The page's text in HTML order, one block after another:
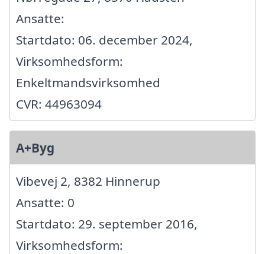
Ansatte:
Startdato: 06. december 2024,
Virksomhedsform:
Enkeltmandsvirksomhed
CVR: 44963094
A+Byg
Vibevej 2, 8382 Hinnerup
Ansatte: 0
Startdato: 29. september 2016,
Virksomhedsform: